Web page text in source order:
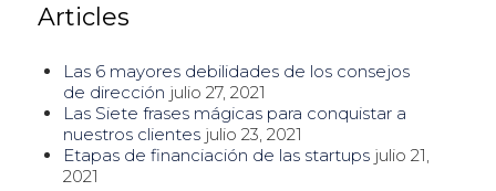
Articles
Las 6 mayores debilidades de los consejos
de dirección julio 27, 2021
Las Siete frases mágicas para conquistar a
nuestros clientes julio 23, 2021
Etapas de financiación de las startups julio 21,
2021